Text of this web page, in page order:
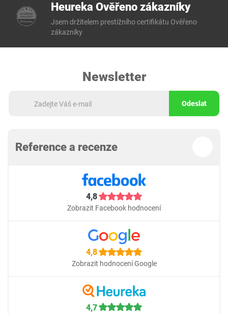
Heureka Ověřeno zákazníky
Jsem držitelem prestižního certifikátu Ověřeno
zákazníky
Newsletter
Odeslat
Reference a recenze
4,8
Zobrazit Facebook hodnocení
4,8
Zobrazit hodnocení Google
4,7